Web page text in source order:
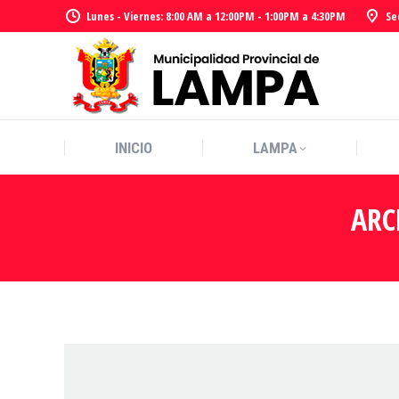
Lunes - Viernes: 8:00 AM a 12:00PM - 1:00PM a 4:30PM
INICIO LAMPA
INICIO LAMPA